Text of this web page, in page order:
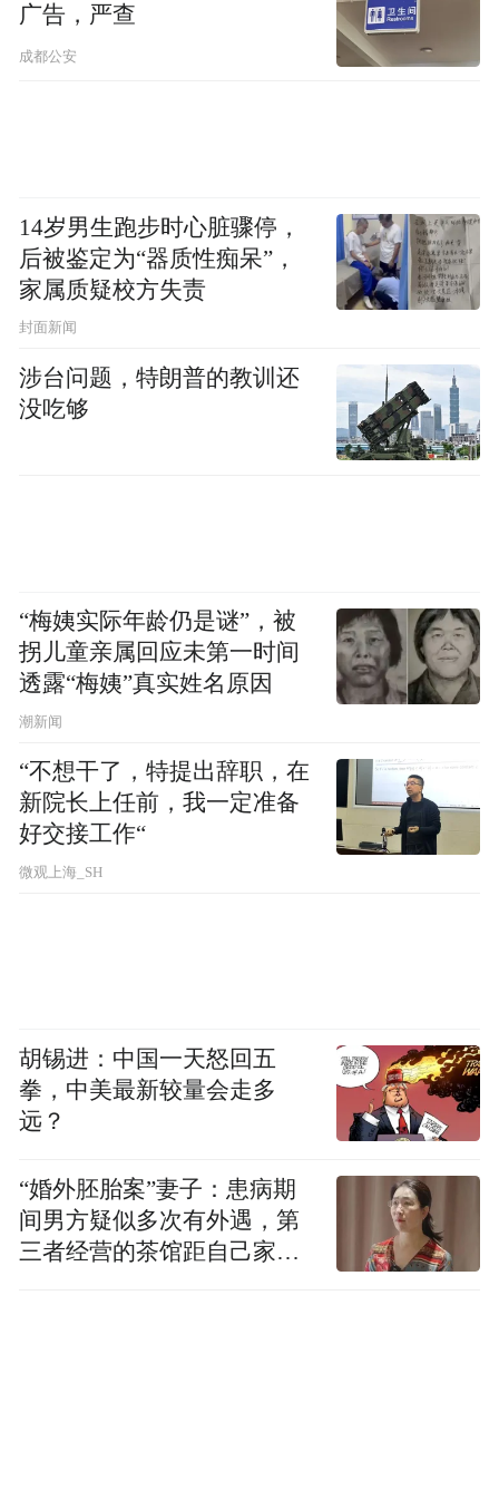
广告，严查
成都公安
14岁男生跑步时心脏骤停，
后被鉴定为“器质性痴呆”，
家属质疑校方失责
封面新闻
涉台问题，特朗普的教训还
没吃够
“梅姨实际年龄仍是谜”，被
拐儿童亲属回应未第一时间
透露“梅姨”真实姓名原因
潮新闻
“不想干了，特提出辞职，在
新院长上任前，我一定准备
好交接工作“
微观上海_SH
胡锡进：中国一天怒回五
拳，中美最新较量会走多
远？
“婚外胚胎案”妻子：患病期
间男方疑似多次有外遇，第
三者经营的茶馆距自己家步